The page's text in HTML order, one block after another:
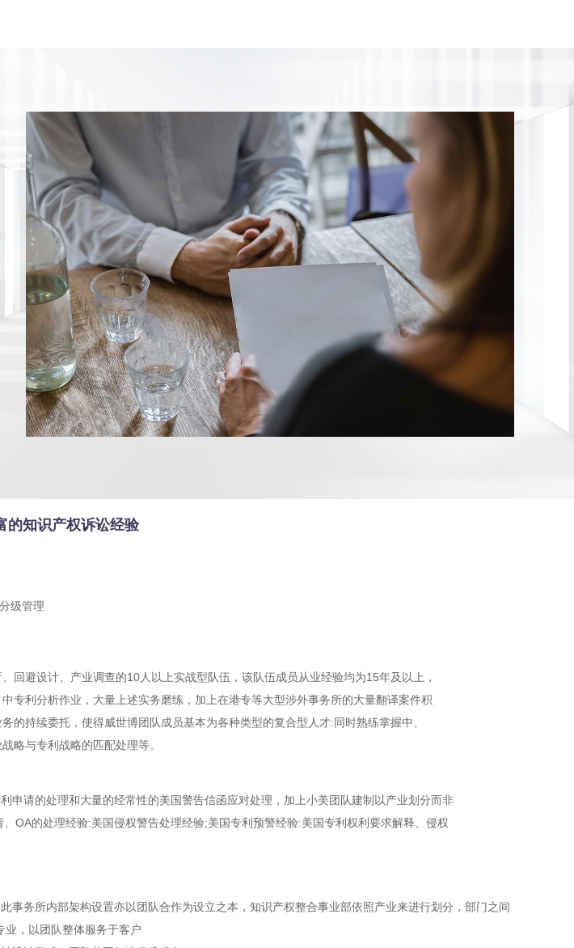
的知识产权诉讼经验
回避设计、产业调查的10人以上实战型队伍，该队伍成员从业经验均为15年及以上，
专利分析作业，大量上述实务磨练，加上在港专等大型涉外事务所的大量翻译案件积
的持续委托，使得威世博团队成员基本为各种类型的复合型人才:同时熟练掌握中、
略与专利战略的匹配处理等。
级管理
申请的处理和大量的经常性的美国警告信函应对处理，加上小美团队建制以产业划分而非
OA的处理经验:美国侵权警告处理经验;美国专利预警经验:美国专利权利要求解释、侵权
事务所内部架构设置亦以团队合作为设立之本，知识产权整合事业部依照产业来进行划分，部门之间
业，以团队整体服务于客户